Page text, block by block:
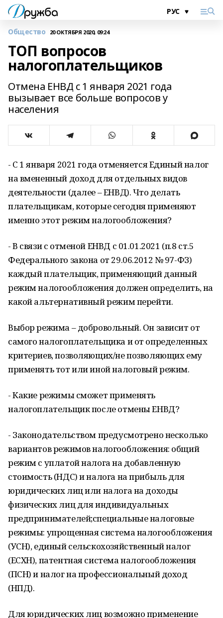
Общество 20 ОКТЯБРЯ 2020, 09:24
ТОП вопросов
налогоплательщиков
Отмена ЕНВД с 1 января 2021 года
вызывает все больше вопросов у
населения
- С 1 января 2021 года отменяется Единый налог
на вмененный доход для отдельных видов
деятельности (далее – ЕНВД). Что делать
плательщикам, которые сегодня применяют
именно этот режим налогообложения?
- В связи с отменой ЕНВД с 01.01.2021 (п.8 ст.5
Федерального закона от 29.06.2012 № 97-ФЗ)
каждый плательщик, применяющий данный
режим налогообложения должен определить, на
какой альтернативный режим перейти.
Выбор режима – добровольный. Он зависит от
самого налогоплательщика и от определенных
критериев, позволяющих/не позволяющих ему
применять тот или иной налоговый режим.
- Какие режимы сможет применять
налогоплательщик после отмены ЕНВД?
- Законодательством предусмотрено несколько
вариантов режимов налогообложения: общий
режим с уплатой налога на добавленную
стоимость (НДС) и налога на прибыль для
юридических лиц или налога на доходы
физических лиц для индивидуальных
предпринимателей;специальные налоговые
режимы: упрощенная система налогообложения
(УСН), единый сельскохозяйственный налог
(ЕСХН), патентная система налогообложения
(ПСН) и налог на профессиональный доход
(НПД).
Для юридических лиц возможно применение